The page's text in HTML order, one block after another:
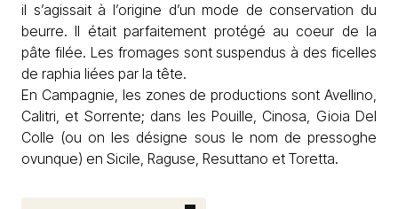
il s’agissait à l’origine d’un mode de conservation du
beurre. Il était parfaitement protégé au coeur de la
pâte filée. Les fromages sont suspendus à des ficelles
de raphia liées par la tête.
En Campagnie, les zones de productions sont Avellino,
Calitri, et Sorrente; dans les Pouille, Cinosa, Gioia Del
Colle (ou on les désigne sous le nom de pressoghe
ovunque) en Sicile, Raguse, Resuttano et Toretta.